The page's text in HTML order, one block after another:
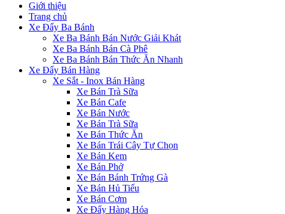
Giới thiệu
Trang chủ
Xe Đẩy Ba Bánh
Xe Ba Bánh Bán Nước Giải Khát
Xe Ba Bánh Bán Cà Phê
Xe Ba Bánh Bán Thức Ăn Nhanh
Xe Đẩy Bán Hàng
Xe Sắt - Inox Bán Hàng
Xe Bán Trà Sữa
Xe Bán Cafe
Xe Bán Nước
Xe Bán Trà Sữa
Xe Bán Thức Ăn
Xe Bán Trái Cây Tự Chọn
Xe Bán Kem
Xe Bán Phở
Xe Bán Bánh Trứng Gà
Xe Bán Hủ Tiếu
Xe Bán Cơm
Xe Đẩy Hàng Hóa